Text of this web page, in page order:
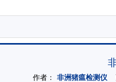
作者： 非洲猪瘟检测仪更